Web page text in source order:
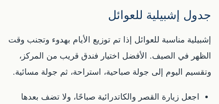
جدول إشبيلية للعوائل
إشبيلية مناسبة للعوائل إذا تم توزيع الأيام بهدوء وتجنب وقت
الظهر في الصيف. الأفضل اختيار فندق قريب من المركز،
وتقسيم اليوم إلى جولة صباحية، استراحة، ثم جولة مسائية.
اجعل زيارة القصر والكاتدرائية صباحًا، ولا تضف بعدها